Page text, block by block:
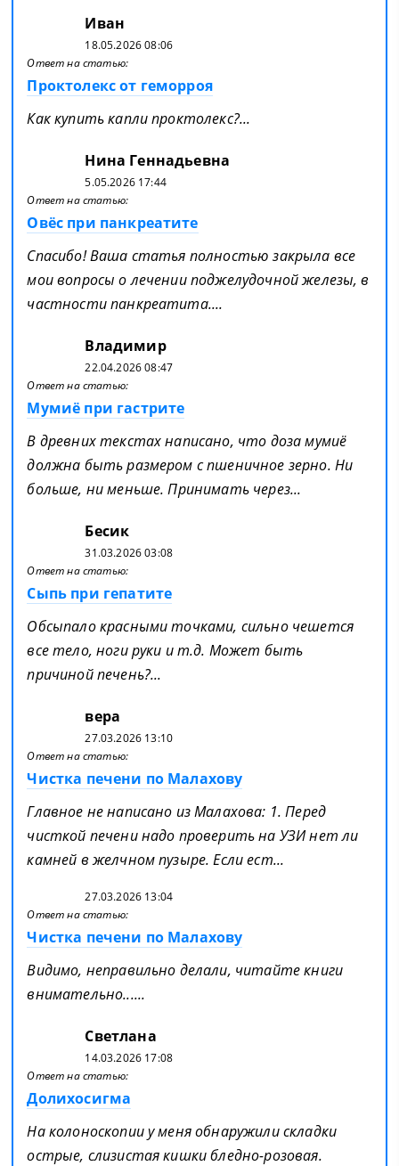
Иван
18.05.2026 08:06
Ответ на статью:
Проктолекс от геморроя
Как купить капли проктолекс?...
Нина Геннадьевна
5.05.2026 17:44
Ответ на статью:
Овёс при панкреатите
Спасибо! Ваша статья полностью закрыла все
мои вопросы о лечении поджелудочной железы, в
частности панкреатита....
Владимир
22.04.2026 08:47
Ответ на статью:
Мумиё при гастрите
В древних текстах написано, что доза мумиё
должна быть размером с пшеничное зерно. Ни
больше, ни меньше. Принимать через...
Бесик
31.03.2026 03:08
Ответ на статью:
Сыпь при гепатите
Обсыпало красными точками, сильно чешется
все тело, ноги руки и т.д. Может быть
причиной печень?...
вера
27.03.2026 13:10
Ответ на статью:
Чистка печени по Малахову
Главное не написано из Малахова: 1. Перед
чисткой печени надо проверить на УЗИ нет ли
камней в желчном пузыре. Если ест...
27.03.2026 13:04
Ответ на статью:
Чистка печени по Малахову
Видимо, неправильно делали, читайте книги
внимательно......
Светлана
14.03.2026 17:08
Ответ на статью:
Долихосигма
На колоноскопии у меня обнаружили складки
острые, слизистая кишки бледно-розовая.